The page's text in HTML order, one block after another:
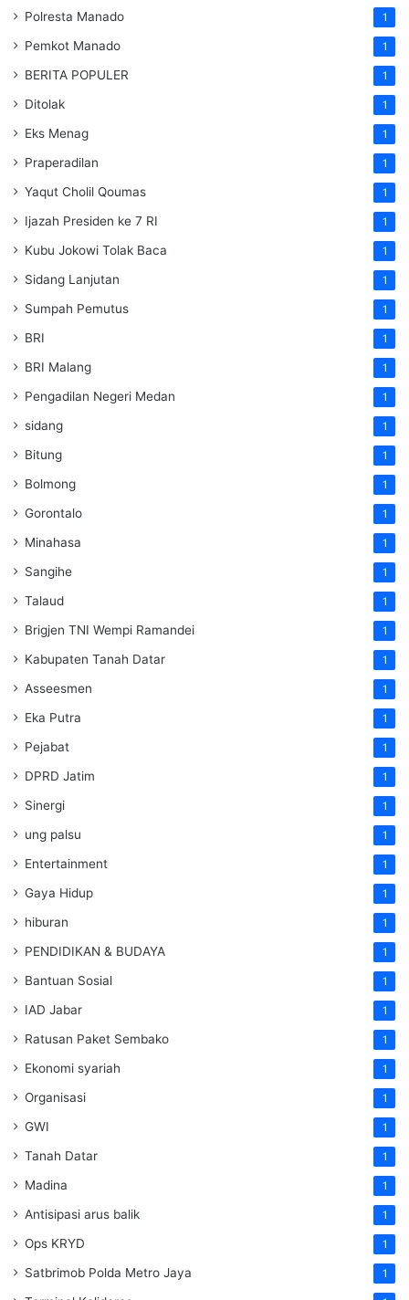
Polresta Manado 1
Pemkot Manado 1
BERITA POPULER 1
Ditolak 1
Eks Menag 1
Praperadilan 1
Yaqut Cholil Qoumas 1
Ijazah Presiden ke 7 RI 1
Kubu Jokowi Tolak Baca 1
Sidang Lanjutan 1
Sumpah Pemutus 1
BRI 1
BRI Malang 1
Pengadilan Negeri Medan 1
sidang 1
Bitung 1
Bolmong 1
Gorontalo 1
Minahasa 1
Sangihe 1
Talaud 1
Brigjen TNI Wempi Ramandei 1
Kabupaten Tanah Datar 1
Asseesmen 1
Eka Putra 1
Pejabat 1
DPRD Jatim 1
Sinergi 1
ung palsu 1
Entertainment 1
Gaya Hidup 1
hiburan 1
PENDIDIKAN & BUDAYA 1
Bantuan Sosial 1
IAD Jabar 1
Ratusan Paket Sembako 1
Ekonomi syariah 1
Organisasi 1
GWI 1
Tanah Datar 1
Madina 1
Antisipasi arus balik 1
Ops KRYD 1
Satbrimob Polda Metro Jaya 1